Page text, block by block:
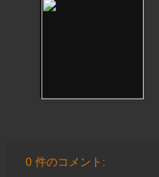
0 件のコメント: